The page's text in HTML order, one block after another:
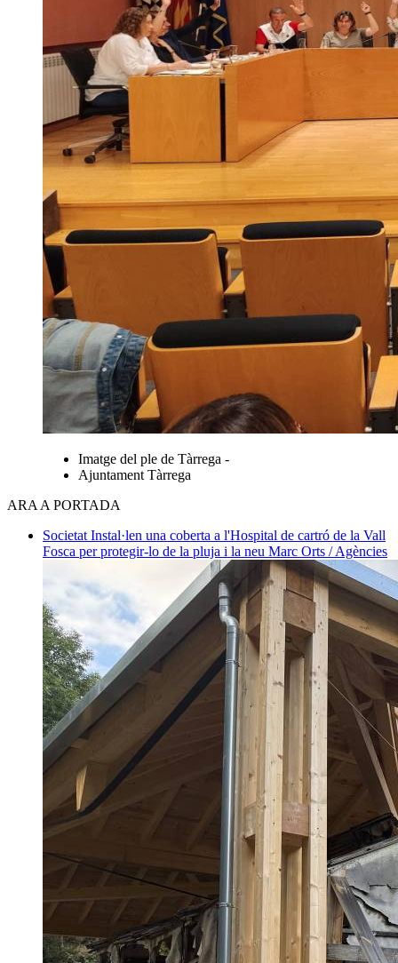
Imatge del ple de Tàrrega -
Ajuntament Tàrrega
ARA A PORTADA
Societat Instal·len una coberta a l'Hospital de cartró de la Vall
Fosca per protegir-lo de la pluja i la neu Marc Orts / Agències